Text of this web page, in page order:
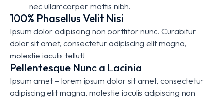
nec ullamcorper mattis nibh.
100% Phasellus Velit Nisi
Ipsum dolor adipiscing non porttitor nunc. Curabitur
dolor sit amet, consectetur adipiscing elit magna,
molestie iaculis tellut!
Pellentesque Nunc a Lacinia
Ipsum amet – lorem ipsum dolor sit amet, consectetur
adipiscing elit magna, molestie iaculis adipiscing non